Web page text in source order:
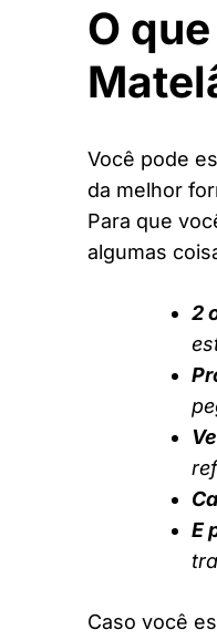
O
Você pode
da melhor
Para que
algumas
2
E
Caso você